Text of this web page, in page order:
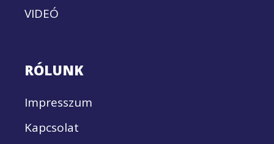
VIDEÓ
RÓLUNK
Impresszum
Kapcsolat